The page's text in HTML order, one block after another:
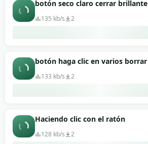
botón seco claro cerrar brillante
135 kb/s 2
botón haga clic en varios borrar
133 kb/s 2
Haciendo clic con el ratón
128 kb/s 2